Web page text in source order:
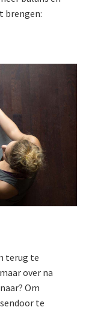
brengen:
terug te
over na
Om
te